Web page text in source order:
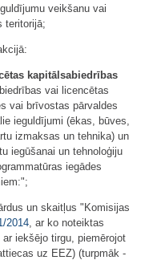
veikšanu vai
teritorijā;
kapitālsabiedrības
vai licencētas
vai brīvostas pārvaldes
ieguldījumi (ēkas, būves,
izmaksas un tehnika) un
iegūšanai un tehnoloģiju
iegādes
un skaitļus "Komisijas
2014 , ar ko noteiktas
iekšējo tirgu, piemērojot
uz EEZ) (turpmāk -